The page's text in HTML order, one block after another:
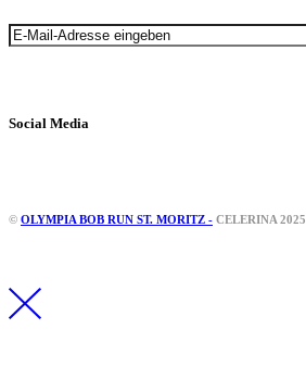
Social Media
© OLYMPIA BOB RUN ST. MORITZ - CELERINA 2025